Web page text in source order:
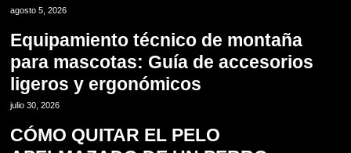
agosto 5, 2026
Equipamiento técnico de montaña
para mascotas: Guía de accesorios
ligeros y ergonómicos
julio 30, 2026
CÓMO QUITAR EL PELO